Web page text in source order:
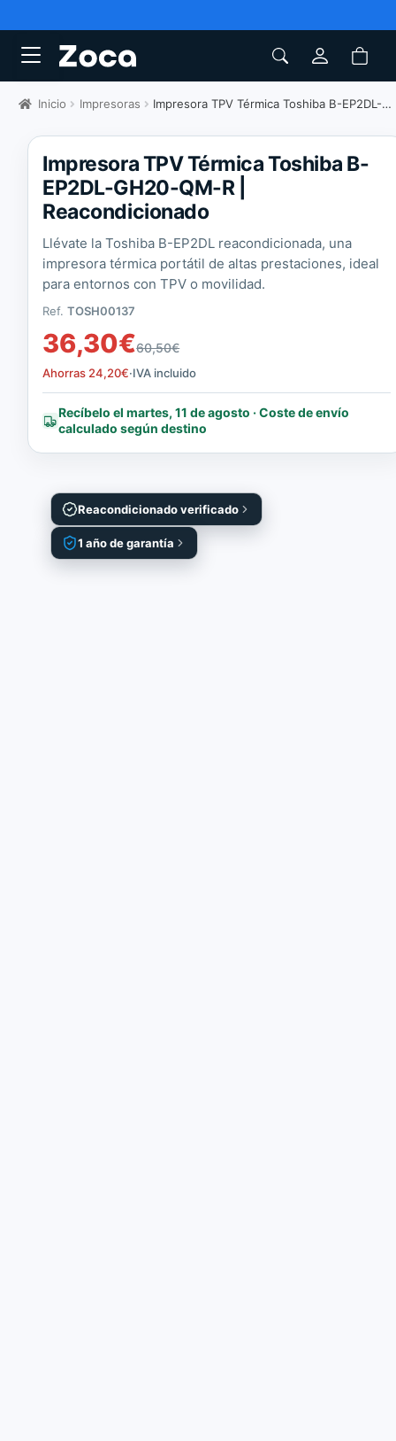
Inicio Impresoras Impresora TPV Térmica Toshiba B-EP2DL-GH20-QM-R
Reacondicionado verificado
1 año de garantía
Impresora TPV Térmica Toshiba B-
EP2DL-GH20-QM-R |
Reacondicionado
Llévate la Toshiba B-EP2DL reacondicionada, una
impresora térmica portátil de altas prestaciones, ideal
para entornos con TPV o movilidad.
Ref.TOSH00137
36,30€60,50€
Ahorras 24,20€·IVA incluido
Recíbelo el martes, 11 de agosto · Coste de envío
calculado según destino